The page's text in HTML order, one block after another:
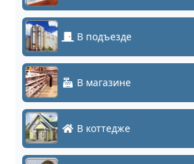
В подъезде
В магазине
В коттедже
Кабель FTP
4PR 24AWG
(Cu) CAT5E
LDPE Outdoor
305м Tantos
28